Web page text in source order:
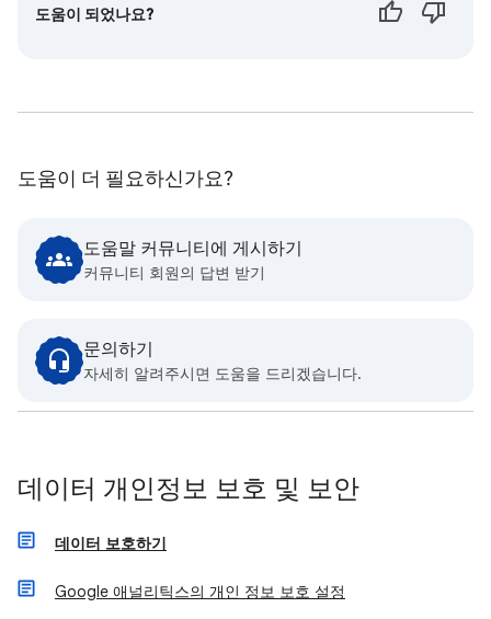
도움이 되었나요?
도움이 더 필요하신가요?
도움말 커뮤니티에 게시하기
커뮤니티 회원의 답변 받기
문의하기
자세히 알려주시면 도움을 드리겠습니다.
데이터 개인정보 보호 및 보안
데이터 보호하기
Google 애널리틱스의 개인 정보 보호 설정